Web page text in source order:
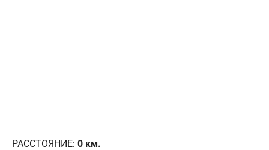
РАССТОЯНИЕ: 0 км.